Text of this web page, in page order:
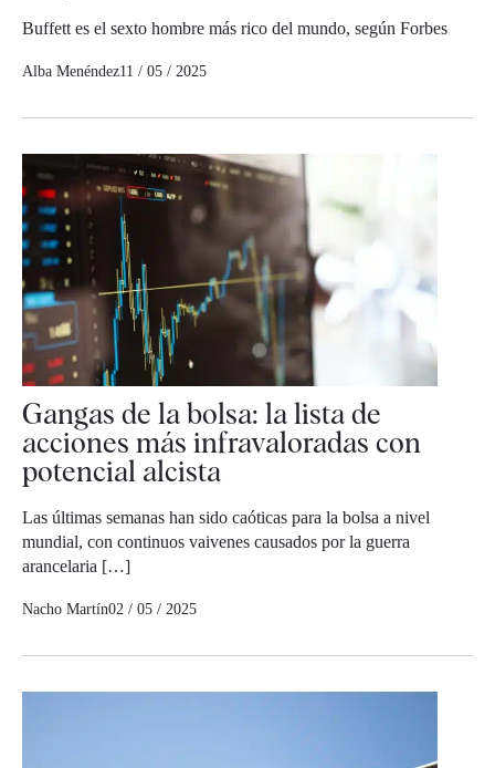
Buffett es el sexto hombre más rico del mundo, según Forbes
Alba Menéndez11 / 05 / 2025
Gangas de la bolsa: la lista de
acciones más infravaloradas con
potencial alcista
Las últimas semanas han sido caóticas para la bolsa a nivel
mundial, con continuos vaivenes causados por la guerra
arancelaria […]
Nacho Martín02 / 05 / 2025